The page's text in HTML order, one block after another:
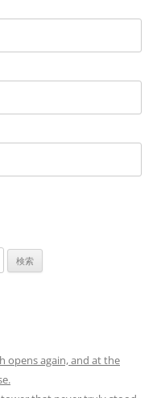
opens again, and at the